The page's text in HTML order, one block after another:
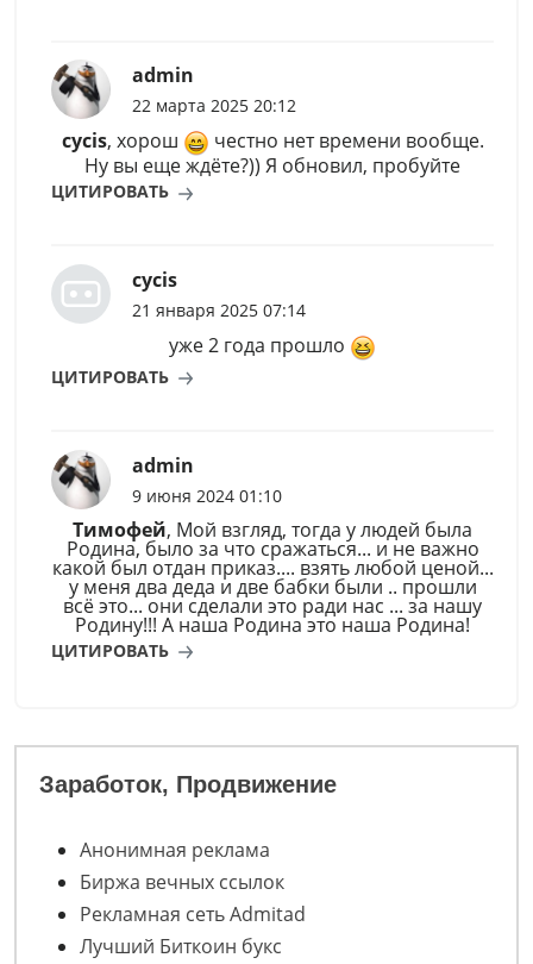
admin
22 марта 2025 20:12
cycis, хорош
честно нет времени вообще.
Ну вы еще ждёте?)) Я обновил, пробуйте
ЦИТИРОВАТЬ
cycis
21 января 2025 07:14
уже 2 года прошло
ЦИТИРОВАТЬ
admin
9 июня 2024 01:10
Тимофей, Мой взгляд, тогда у людей была
Родина, было за что сражаться... и не важно
какой был отдан приказ.... взять любой ценой...
у меня два деда и две бабки были .. прошли
всё это... они сделали это ради нас ... за нашу
Родину!!! А наша Родина это наша Родина!
ЦИТИРОВАТЬ
Заработок, Продвижение
Анонимная реклама
Биржа вечных ссылок
Рекламная сеть Admitad
Лучший Биткоин букс